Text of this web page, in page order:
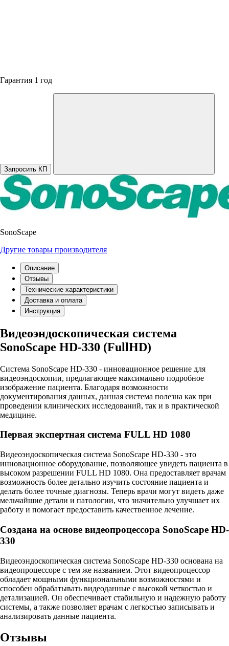
Гарантия 1 год
Запросить КП
SonoScape
Другие товары производителя
Описание
Отзывы
Технические характеристики
Доставка и оплата
Инструкция
Видеоэндоскопическая система
SonoScape HD-330 (FullHD)
Система SonoScape HD-330 - инновационное решение для
видеоэндоскопии, предлагающее максимально подробное
изображение пациента. Благодаря возможности
документирования данных, данная система полезна как при
проведении клинических исследований, так и в практической
медицине.
Первая экспертная система FULL HD 1080
Видеоэндоскопическая система SonoScape HD-330 - это
инновационное оборудование, позволяющее увидеть пациента в
высоком разрешении FULL HD 1080. Она предоставляет врачам
возможность более детально изучить состояние пациента и
делать более точные диагнозы. Теперь врачи могут видеть даже
мельчайшие детали и патологии, что значительно улучшает их
работу и помогает предоставить качественное лечение.
Создана на основе видеопроцессора SonoScape HD-
330
Видеоэндоскопическая система SonoScape HD-330 основана на
видеопроцессоре с тем же названием. Этот видеопроцессор
обладает мощными функциональными возможностями и
способен обрабатывать видеоданные с высокой четкостью и
детализацией. Он обеспечивает стабильную и надежную работу
системы, а также позволяет врачам с легкостью записывать и
анализировать данные пациента.
Отзывы